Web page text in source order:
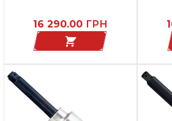
16 290.00 ГРН